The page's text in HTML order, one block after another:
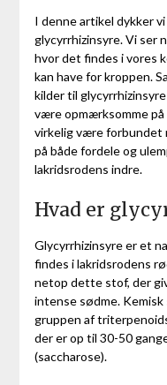
I denne artikel dykker
glycyrrhizinsyre. Vi ser
hvor det findes i vores
kan have for kroppen.
kilder til
være opmærksomme
virkelig være forbundet
på både fordele og
lakridsrodens indre.
Hvad er
Glycyrrhizinsyre er et
findes i lakridsrodens
netop dette stof, der
intense sødme.
gruppen af
der er op til 30-50
(saccharose).